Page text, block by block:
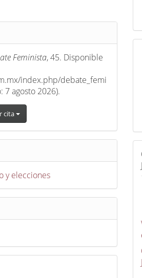
Feminista, 45. Disponible
index.php/debate_femi
agosto 2026).
cita
y elecciones
t
i